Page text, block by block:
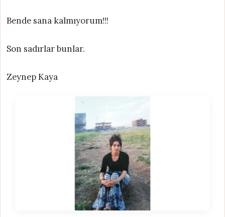
Bende sana kalmıyorum!!!
Son sadırlar bunlar.
Zeynep Kaya